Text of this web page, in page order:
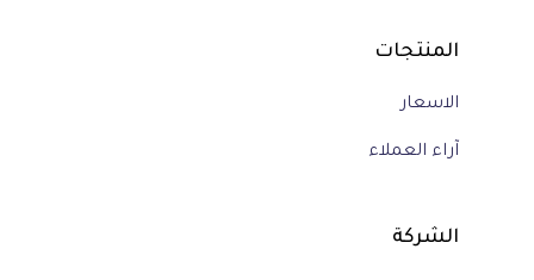
المنتجات
الاسعار
آراء العملاء
الشركة